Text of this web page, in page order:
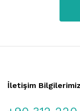
İletişim Bilgilerimiz